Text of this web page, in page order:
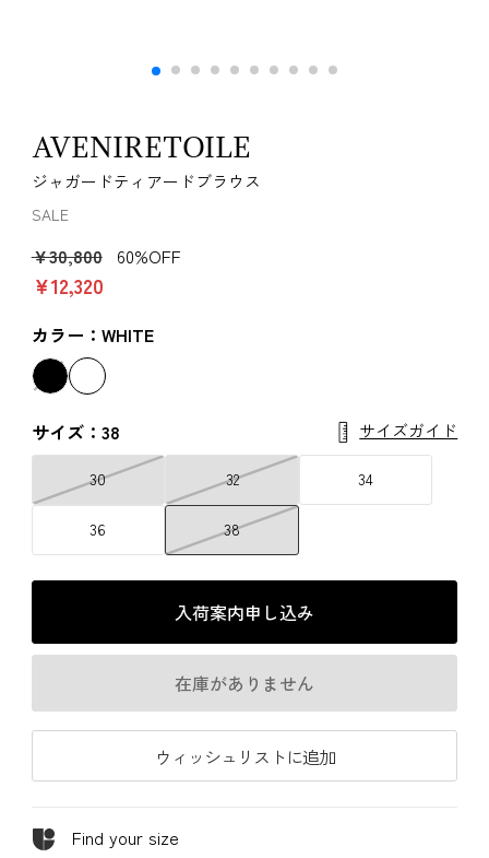
AVENIRETOILE
ジャガードティアードブラウス
SALE
￥30,800 60%OFF
￥12,320
カラー：WHITE
サイズ：38 サイズガイド
30 32 34
36 38
入荷案内申し込み
在庫がありません
ウィッシュリストに追加
Find your size